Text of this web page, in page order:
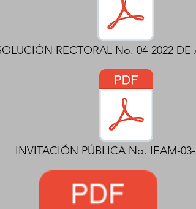
RECTORAL No. 04-2022 DE
INVITACIÓN PÚBLICA No. IEAM-03-